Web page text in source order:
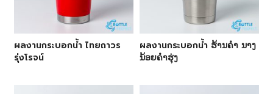
ผลงานกระบอกน้ำ ไทยถาวร
รุ่งโรจน์
ผลงานกระบอกน้ำ ຮ້ານຄຳ ນາງ
ນ້ອຍຄຳຮຸ່ງ